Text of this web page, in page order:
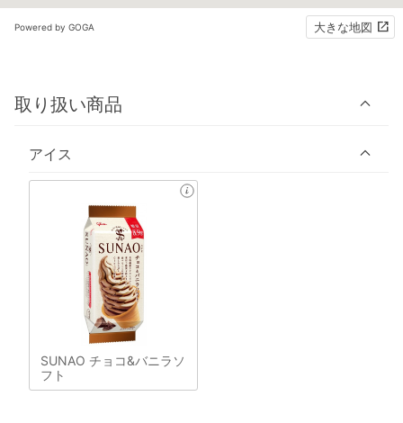
Powered by GOGA 大きな地図
取り扱い商品
アイス
SUNAO チョコ&バニラソ
フト